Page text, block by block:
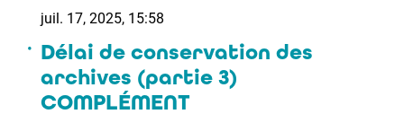
juil. 17, 2025, 15:58
Délai de conservation des
archives (partie 3)
COMPLÉMENT